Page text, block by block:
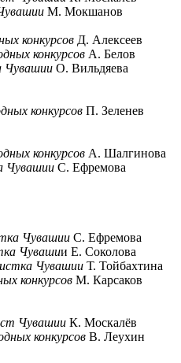
М. Мокшанов
конкурсов Д. Алексеев
конкурсов А. Белов
Чувашии О. Вильдяева
конкурсов П. Зеленев
конкурсов А. Шалгинова
Чувашии С. Ефремова
Чувашии С. Ефремова
Чувашии Е. Соколова
Чувашии Т. Тойбахтина
конкурсов М. Карсаков
Чувашии К. Москалёв
конкурсов В. Леухин